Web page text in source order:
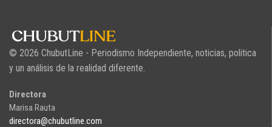
© 2026 ChubutLine - Periodismo Independiente, noticias, politica
y un análisis de la realidad diferente.
Directora
Marisa Rauta
directora@chubutline.com